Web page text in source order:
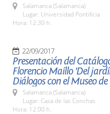
Salamanca (Salamanca)
Lugar: Universidad Pontificia
Hora: 12:30 h.
22/09/2017
Presentación del
Florencio Maíllo 'Del
Diálogos con el Museo
Salamanca (Salamanca)
Lugar: Casa de las Conchas
Hora: 12:00 h.